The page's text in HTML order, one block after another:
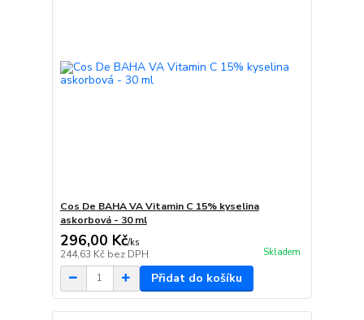
Cos De BAHA VA Vitamin C 15% kyselina
askorbová - 30 ml
296,00 Kč/ks
244,63 Kč bez DPH Skladem
Přidat do košíku